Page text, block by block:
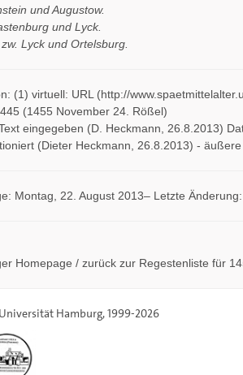
und Augustow.
und Lyck.
Lyck und Ortelsburg.
(1) virtuell: URL (http://
(1455 November 24. Rößel)
eingegeben (D. Heckmann, 26.8.2013)
(Dieter Heckmann, 26.8.2013) -
Montag, 22. August 2013– Letzte
Homepage / zurück zur Regestenliste für
Universität Hamburg, 1999-2026